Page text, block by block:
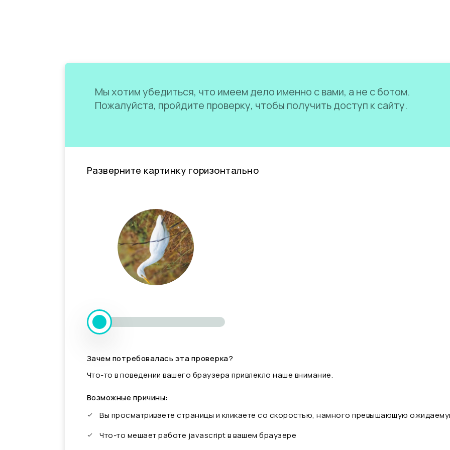
Мы хотим убедиться, что имеем дело именно с вами, а не с ботом.
Пожалуйста, пройдите проверку, чтобы получить доступ к сайту.
Разверните картинку горизонтально
Зачем потребовалась эта проверка?
Что-то в поведении вашего браузера привлекло наше внимание.
Возможные причины:
Вы просматриваете страницы и кликаете со скоростью, намного превышающую
Что-то мешает работе javascript в вашем браузере